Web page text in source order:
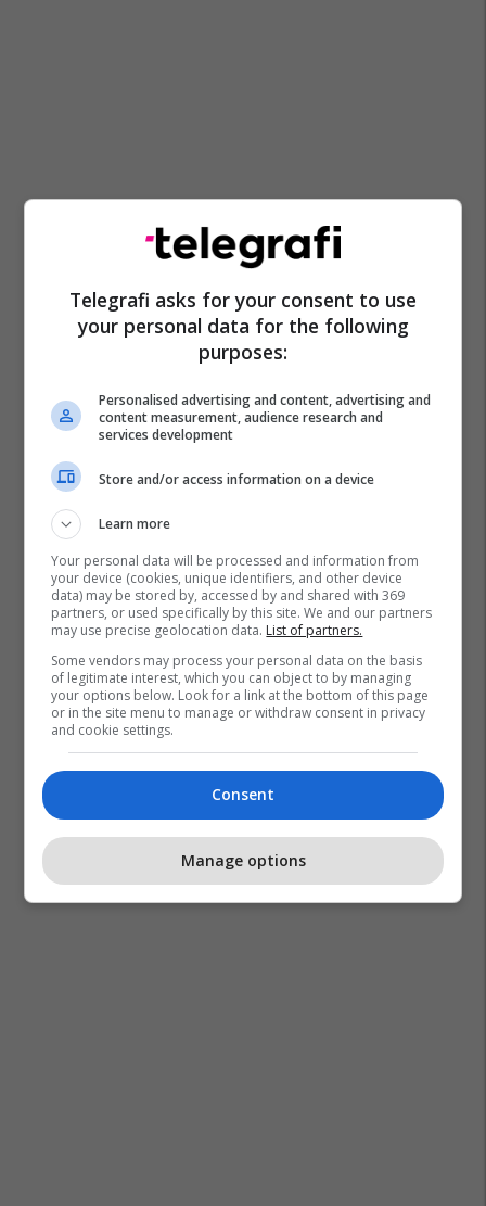
Kalendari I Ngjarjeve
Telegrafi asks for your consent to use
your personal data for the following
purposes:
Personalised advertising and content, advertising and
content measurement, audience research and
services development
Store and/or access information on a device
Learn more
Your personal data will be processed and information from
your device (cookies, unique identifiers, and other device
data) may be stored by, accessed by and shared with 369
partners, or used specifically by this site. We and our partners
may use precise geolocation data. List of partners.
Some vendors may process your personal data on the basis
of legitimate interest, which you can object to by managing
your options below. Look for a link at the bottom of this page
or in the site menu to manage or withdraw consent in privacy
and cookie settings.
Consent
Manage options